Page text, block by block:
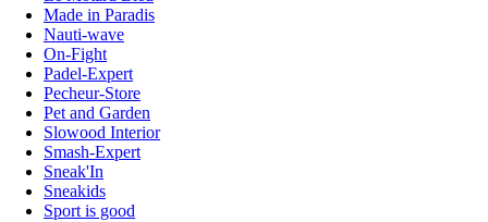
Made in Paradis
Nauti-wave
On-Fight
Padel-Expert
Pecheur-Store
Pet and Garden
Slowood Interior
Smash-Expert
Sneak'In
Sneakids
Sport is good